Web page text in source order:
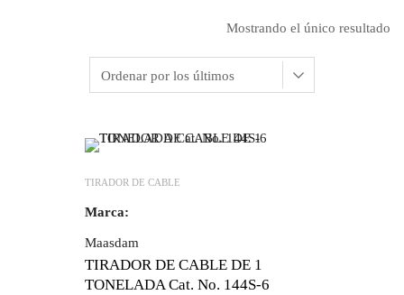
Mostrando el único resultado
TIRADOR DE CABLE
Marca:
Maasdam
TIRADOR DE CABLE DE 1
TONELADA Cat. No. 144S-6